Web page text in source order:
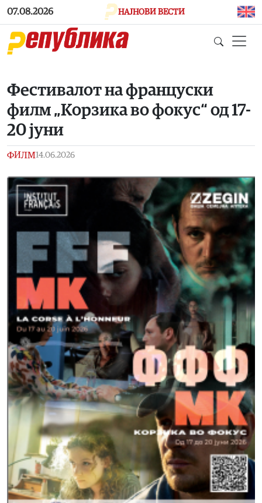
Skip to main content
07.08.2026 НАЈНОВИ ВЕСТИ
Фестивалот на француски
филм „Корзика во фокус“ од 17-
20 јуни
ФИЛМ14.06.2026